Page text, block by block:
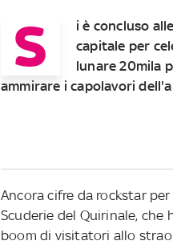
S
i è concluso
capitale per
lunare 20mila
ammirare i capolavori
Ancora cifre da rockstar
Scuderie del Quirinale,
boom di visitatori allo